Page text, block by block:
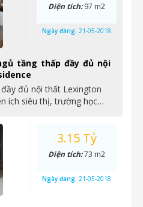
tầng thấp đầy đủ nội
đủ nội thất Lexington
ích siêu thị, trường học…
Diện tích:97 m2
Ngày đăng: 21-05-2018
3.15 Tỷ
Diện tích:73 m2
Ngày đăng: 21-05-2018